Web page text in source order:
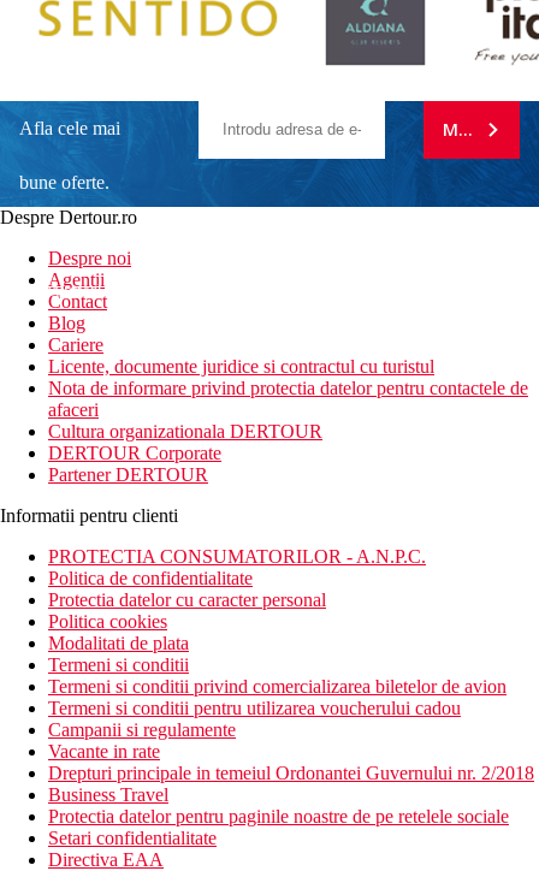
Afla cele mai
bune oferte.
newsletter!
MA
Despre Dertour.ro
Despre noi
Agentii
Contact
Blog
Cariere
Licente, documente juridice si contractul cu turistul
Nota de informare privind protectia datelor pentru contactele de
afaceri
Cultura organizationala DERTOUR
DERTOUR Corporate
Partener DERTOUR
Informatii pentru clienti
PROTECTIA CONSUMATORILOR - A.N.P.C.
Politica de confidentialitate
Protectia datelor cu caracter personal
Politica cookies
Modalitati de plata
Termeni si conditii
Termeni si conditii privind comercializarea biletelor de avion
Termeni si conditii pentru utilizarea voucherului cadou
Campanii si regulamente
Vacante in rate
Drepturi principale in temeiul Ordonantei Guvernului nr. 2/2018
Business Travel
Protectia datelor pentru paginile noastre de pe retelele sociale
Setari confidentialitate
Directiva EAA